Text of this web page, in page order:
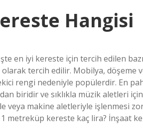
Hangisi
en iyi kereste için tercih edilen bazı
olarak tercih edilir. Mobilya, döşeme
rengi nedeniyle popülerdir. En
biridir ve sıklıkla müzik aletleri için
veya makine aletleriyle işlenmesi
1 metreküp kereste kaç lira? İnşaat